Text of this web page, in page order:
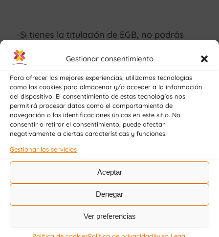
Gestionar consentimiento
Para ofrecer las mejores experiencias, utilizamos tecnologías
como las cookies para almacenar y/o acceder a la información
del dispositivo. El consentimiento de estas tecnologías nos
permitirá procesar datos como el comportamiento de
navegación o las identificaciones únicas en este sitio. No
consentir o retirar el consentimiento, puede afectar
negativamente a ciertas características y funciones.
Gestionar los servicios
Aceptar
Denegar
Ver preferencias
-Si tienes la titulación de EGB, no podrás
acceder a los ciclos de grado medio. Al
menos tienes que disponer de la titulación
de la ESO.
-Puedes optar por hacer las pruebas de
acceso a formación profesional.
-Disponer de la titulación de bachillerato.
-Tener la titulación antigua de FP1 de técnico
ACCESO A GRADO SUPERIOR